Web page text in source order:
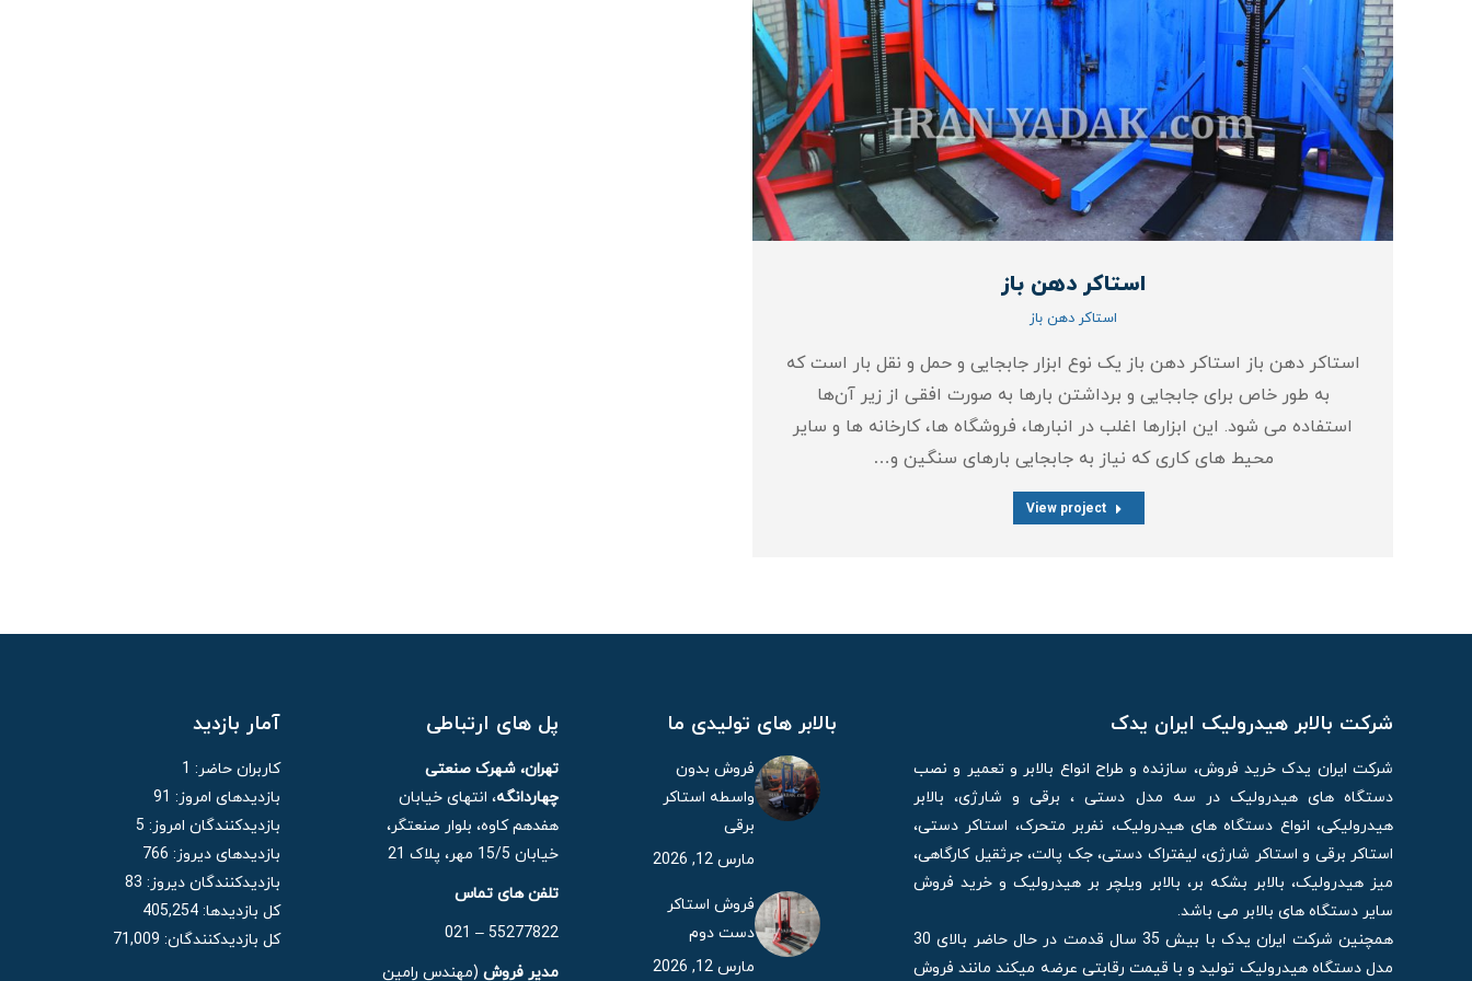
استاکر دهن باز
استاکر دهن باز
استاکر دهن باز استاکر دهن باز یک نوع ابزار جابجایی و حمل و نقل بار است که
به طور خاص برای جابجایی و برداشتن بارها به صورت افقی از زیر آن‌ها
استفاده می‌ شود. این ابزارها اغلب در انبارها، فروشگاه‌ ها، کارخانه‌ ها و سایر
محیط‌ های کاری که نیاز به جابجایی بارهای سنگین و…
View project
شرکت بالابر هیدرولیک ایران یدک
شرکت ایران یدک خرید فروش، سازنده و طراح انواع بالابر و تعمیر و نصب
دستگاه های هیدرولیک در سه مدل دستی ، برقی و شارژی، بالابر
هیدرولیکی، انواع دستگاه های هیدرولیک، نفربر متحرک، استاکر دستی،
استاکر برقی و استاکر شارژی، لیفتراک دستی، جک پالت، جرثقیل کارگاهی،
میز هیدرولیک، بالابر بشکه بر، بالابر ویلچر بر هیدرولیک و خرید فروش
سایر دستگاه های بالابر می باشد.
همچنین شرکت ایران یدک با بیش 35 سال قدمت در حال حاضر بالای 30
مدل دستگاه هیدرولیک تولید و با قیمت رقابتی عرضه میکند مانند فروش
بالابر های تولیدی ما
فروش بدون
واسطه استاکر
برقی
مارس 12, 2026
فروش استاکر
دست دوم
مارس 12, 2026
پل های ارتباطی
تهران، شهرک صنعتی
چهاردانگه، انتهای خیابان
هفدهم کاوه، بلوار صنعتگر،
خیابان 15/5 مهر، پلاک 21
تلفن های تماس
55277822 – 021
مدیر فروش (مهندس رامین
آمار بازدید
کاربران حاضر: 1
بازدیدهای امروز: 91
بازدیدکنندگان امروز: 5
بازدیدهای دیروز: 766
بازدیدکنندگان دیروز: 83
کل بازدیدها: 405,254
کل بازدیدکنند‌گان: 71,009